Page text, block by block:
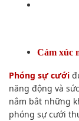
Cảm xúc
Phóng sự cưới
năng động và
nắm bắt những
phóng sự cưới